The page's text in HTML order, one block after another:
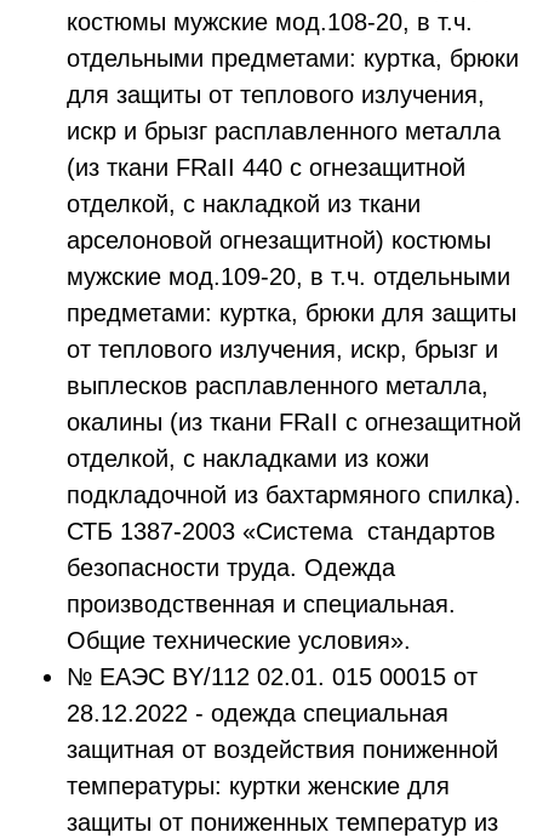
костюмы мужские мод.108-20, в т.ч.
отдельными предметами: куртка, брюки
для защиты от теплового излучения,
искр и брызг расплавленного металла
(из ткани FRaII 440 с огнезащитной
отделкой, с накладкой из ткани
арселоновой огнезащитной) костюмы
мужские мод.109-20, в т.ч. отдельными
предметами: куртка, брюки для защиты
от теплового излучения, искр, брызг и
выплесков расплавленного металла,
окалины (из ткани FRaII с огнезащитной
отделкой, с накладками из кожи
подкладочной из бахтармяного спилка).
СТБ 1387-2003 «Система стандартов
безопасности труда. Одежда
производственная и специальная.
Общие технические условия».
№ ЕАЭС ВY/112 02.01. 015 00015 от
28.12.2022 - одежда специальная
защитная от воздействия пониженной
температуры: куртки женские для
защиты от пониженных температур из